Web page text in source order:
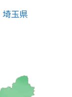
埼玉県